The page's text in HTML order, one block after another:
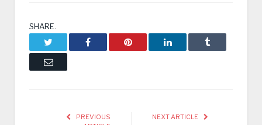
SHARE.
Facebook Pinterest LinkedIn Tumblr
Email
PREVIOUS
NEXT ARTICLE